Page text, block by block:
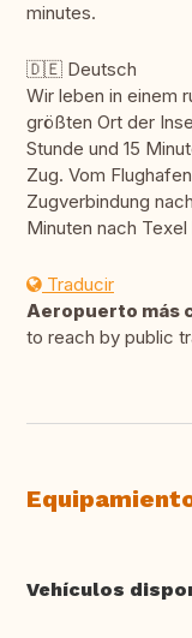
minutes.
🇩🇪 Deutsch
Wir leben in einem
größten Ort der
Stunde und 15
Zug. Vom
Zugverbindung
Minuten nach Texel
Traducir
Aeropuerto más
to reach by public
Vehículos